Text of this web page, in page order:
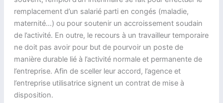
remplacement d’un salarié parti en congés (maladie,
maternité…) ou pour soutenir un accroissement soudain
de l’activité. En outre, le recours à un travailleur temporaire
ne doit pas avoir pour but de pourvoir un poste de
manière durable lié à l’activité normale et permanente de
l’entreprise. Afin de sceller leur accord, l’agence et
l’entreprise utilisatrice signent un contrat de mise à
disposition.